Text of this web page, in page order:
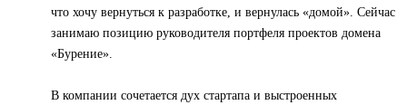
что хочу вернуться к разработке, и вернулась «домой». Сейчас
занимаю позицию руководителя портфеля проектов домена
«Бурение».
В компании сочетается дух стартапа и выстроенных